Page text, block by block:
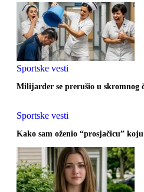
Sportske vesti
Milijarder se prerušio u
Sportske vesti
Kako sam oženio “prosjačicu”